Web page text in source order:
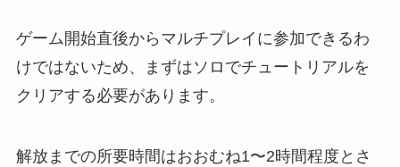
ゲーム開始直後からマルチプレイに参加できるわ
けではないため、まずはソロでチュートリアルを
クリアする必要があります。
解放までの所要時間はおおむね1〜2時間程度とさ